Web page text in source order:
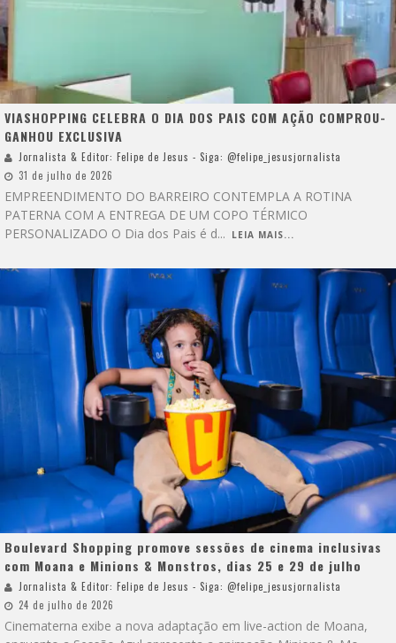
VIASHOPPING CELEBRA O DIA DOS PAIS COM AÇÃO COMPROU-
GANHOU EXCLUSIVA
Jornalista & Editor: Felipe de Jesus - Siga: @felipe_jesusjornalista
31 de julho de 2026
EMPREENDIMENTO DO BARREIRO CONTEMPLA A ROTINA
PATERNA COM A ENTREGA DE UM COPO TÉRMICO
PERSONALIZADO O Dia dos Pais é d... LEIA MAIS...
Boulevard Shopping promove sessões de cinema inclusivas
com Moana e Minions & Monstros, dias 25 e 29 de julho
Jornalista & Editor: Felipe de Jesus - Siga: @felipe_jesusjornalista
24 de julho de 2026
Cinematerna exibe a nova adaptação em live-action de Moana,